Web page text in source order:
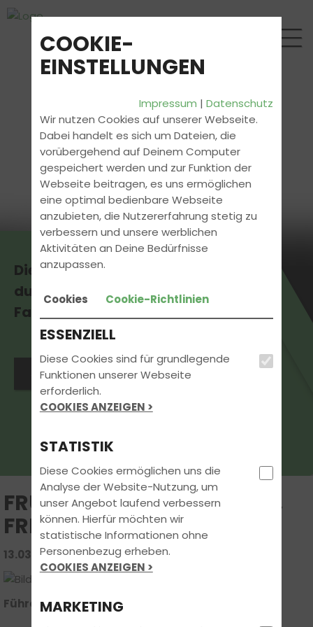
Die aktuellsten News erhältst
du direkt bei uns in der
Fahrschule.
Jetzt Kontakt aufnehmen
FRÜHLING, FÜHRERSCHEIN,
FREIHEIT
13.03.2026 | FAHRSCHUL-WISSEN
Führerschein im Blick: Theorie, Praxis & Reform
COOKIE-
EINSTELLUNGEN
Impressum |Datenschutz
Wir nutzen Cookies auf unserer Webseite.
Dabei handelt es sich um Dateien, die
vorübergehend auf Deinem Computer
gespeichert werden und zur Funktion der
Webseite beitragen, es uns ermöglichen
eine optimal bedienbare Webseite
anzubieten, die Nutzererfahrung stetig zu
verbessern und unsere werblichen
Aktivitäten an Deine Bedürfnisse
anzupassen.
Cookies Cookie-Richtlinien
ESSENZIELL
Diese Cookies sind für grundlegende
Funktionen unserer Webseite
erforderlich.
COOKIES ANZEIGEN >
STATISTIK
Diese Cookies ermöglichen uns die
Analyse der Website-Nutzung, um
unser Angebot laufend verbessern
können. Hierfür möchten wir
statistische Informationen ohne
Personenbezug erheben.
COOKIES ANZEIGEN >
MARKETING